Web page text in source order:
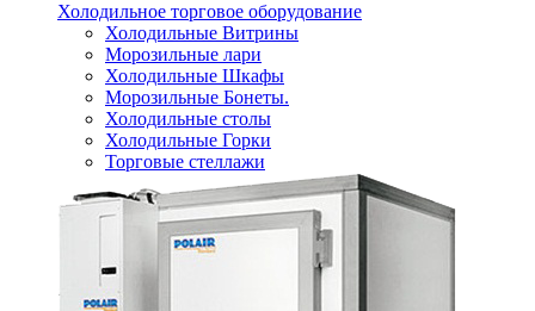
Холодильное торговое оборудование
Холодильные Витрины
Морозильные лари
Холодильные Шкафы
Морозильные Бонеты.
Холодильные столы
Холодильные Горки
Торговые стеллажи